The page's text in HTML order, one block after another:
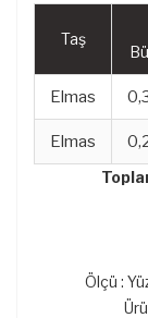
Taş
Elmas
Elmas
Ölçü :